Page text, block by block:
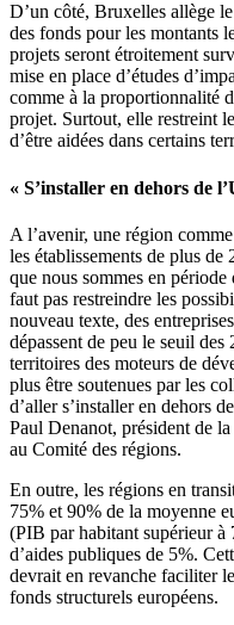
D’un côté, Bruxelles allège
des fonds pour les montants
projets seront étroitement
mise en place d’études
comme à la proportionnalité
projet. Surtout, elle restreint
d’être aidées dans certains
« S’installer en dehors de
A l’avenir, une région
les établissements de plus de
que nous sommes en
faut pas restreindre les
nouveau texte, des
dépassent de peu le seuil
territoires des moteurs de
plus être soutenues par les
d’aller s’installer en dehors
Paul Denanot, président de
au Comité des régions.
En outre, les régions en
75% et 90% de la moyenne
(PIB par habitant supérieur
d’aides publiques de 5%.
devrait en revanche faciliter
fonds structurels européens.